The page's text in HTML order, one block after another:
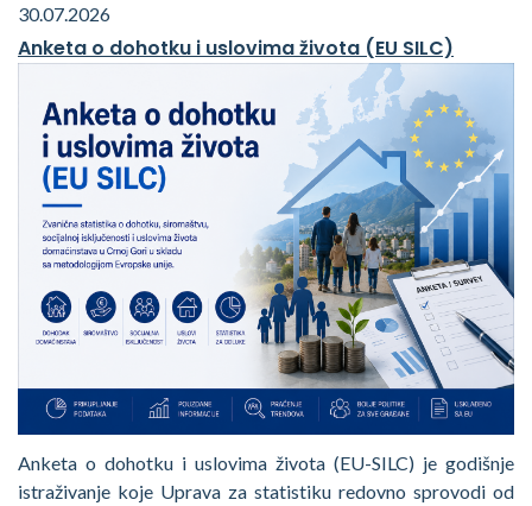
30.07.2026
Anketa o dohotku i uslovima života (EU SILC)
Anketa o dohotku i uslovima života (EU-SILC) je godišnje
istraživanje koje Uprava za statistiku redovno sprovodi od